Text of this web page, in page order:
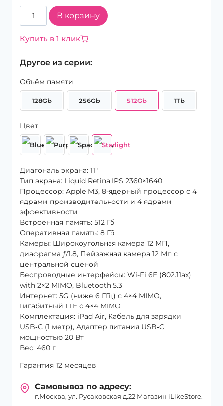
Количество
товара
Apple
Air
(2025)
Wi-
Cellular
512Gb
Starlight
В корзину
Купить в 1 клик
Другое из серии:
Объём памяти
128Gb 256Gb 512Gb 1Tb
Цвет
Диагональ экрана: 11″
Тип экрана: Liquid Retina IPS 2360×1640
Процессор: Apple M3, 8-ядерный процессор с 4
ядрами производительности и 4 ядрами
эффективности
Встроенная память: 512 Гб
Оперативная память: 8 Гб
Камеры: Широкоугольная камера 12 МП,
диафрагма ƒ/1.8, Пейзажная камера 12 Мп с
центральной сценой
Беспроводные интерфейсы: Wi-Fi 6E (802.11ax)
with 2×2 MIMO, Bluetooth 5.3
Интернет: 5G (ниже 6 ГГц) с 4×4 MIMO,
Гигабитный LTE с 4×4 MIMO
Комплектация: iPad Air, Кабель для зарядки
USB‑C (1 метр), Адаптер питания USB‑C
мощностью 20 Вт
Вес: 460 г
Гарантия 12 месяцев
Самовывоз по адресу:
г.Москва, ул. Русаковская д.22 Магазин iLikeStore.